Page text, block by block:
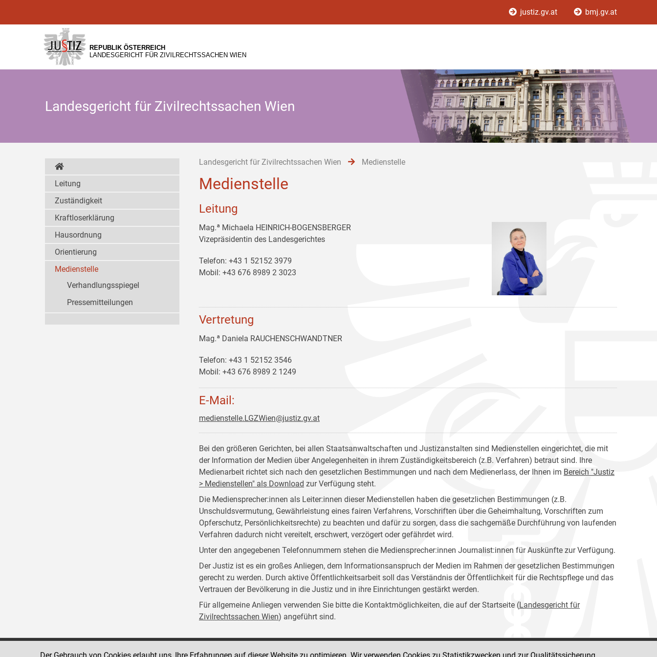
[1]
[2]
[3]
justiz.gv.at bmj.gv.at
REPUBLIK ÖSTERREICH
LANDESGERICHT FÜR ZIVILRECHTSSACHEN WIEN
Landesgericht für Zivilrechtssachen Wien
Landesgericht für Zivilrechtssachen Wien Medienstelle
Medienstelle
Leitung
Mag.ª Michaela HEINRICH-BOGENSBERGER
Vizepräsidentin des Landesgerichtes
Telefon: +43 1 52152 3979
Mobil: +43 676 8989 2 3023
Vertretung
Mag.ª Daniela RAUCHENSCHWANDTNER
Telefon: +43 1 52152 3546
Mobil: +43 676 8989 2 1249
E-Mail:
medienstelle.LGZWien@justiz.gv.at
Bei den größeren Gerichten, bei allen Staatsanwaltschaften und Justizanstalten sind Medienstellen eingerichtet, die mit
der Information der Medien über Angelegenheiten in ihrem Zuständigkeitsbereich (z.B. Verfahren) betraut sind. Ihre
Medienarbeit richtet sich nach den gesetzlichen Bestimmungen und nach dem Medienerlass, der Ihnen im Bereich "Justiz
> Medienstellen" als Download zur Verfügung steht.
Die Mediensprecher:innen als Leiter:innen dieser Medienstellen haben die gesetzlichen Bestimmungen (z.B.
Unschuldsvermutung, Gewährleistung eines fairen Verfahrens, Vorschriften über die Geheimhaltung, Vorschriften zum
Opferschutz, Persönlichkeitsrechte) zu beachten und dafür zu sorgen, dass die sachgemäße Durchführung von laufenden
Verfahren dadurch nicht vereitelt, erschwert, verzögert oder gefährdet wird.
Unter den angegebenen Telefonnummern stehen die Mediensprecher:innen Journalist:innen für Auskünfte zur Verfügung.
Der Justiz ist es ein großes Anliegen, dem Informationsanspruch der Medien im Rahmen der gesetzlichen Bestimmungen
gerecht zu werden. Durch aktive Öffentlichkeitsarbeit soll das Verständnis der Öffentlichkeit für die Rechtspflege und das
Vertrauen der Bevölkerung in die Justiz und in ihre Einrichtungen gestärkt werden.
Für allgemeine Anliegen verwenden Sie bitte die Kontaktmöglichkeiten, die auf der Startseite (Landesgericht für
Zivilrechtssachen Wien) angeführt sind.
Leitung
Zuständigkeit
Kraftloserklärung
Hausordnung
Orientierung
Medienstelle
Verhandlungsspiegel
Pressemitteilungen